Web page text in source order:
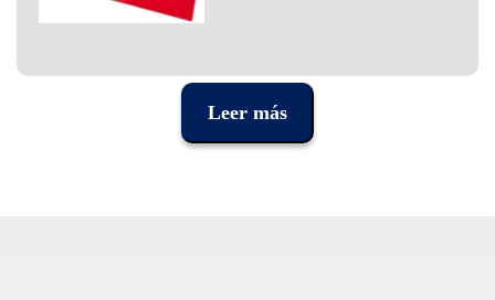
de cuerda. Las correas están fabricados en Portugal.
Leer más